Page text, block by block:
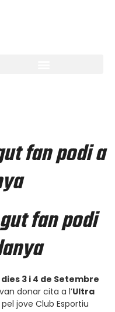
fan podi a
fan podi
3 i 4 de Setembre
donar cita a l’Ultra
jove Club Esportiu